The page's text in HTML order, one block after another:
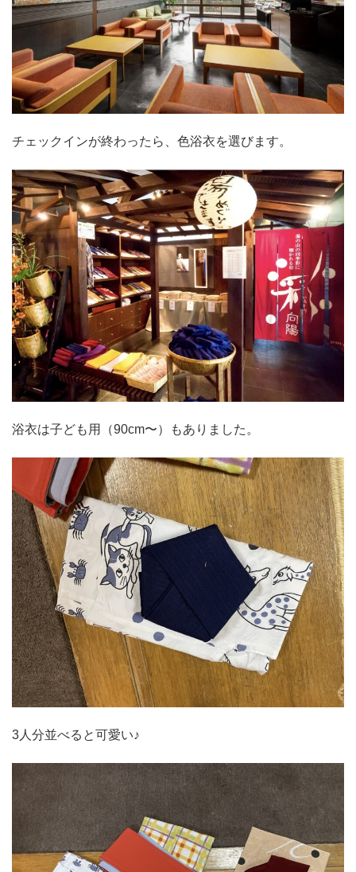
チェックインが終わったら、色浴衣を選びます。
浴衣は子ども用（90cm〜）もありました。
3人分並べると可愛い♪